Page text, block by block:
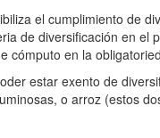
el cumplimiento de
de diversificación en
cómputo en la
estar exento de
o arroz (estos